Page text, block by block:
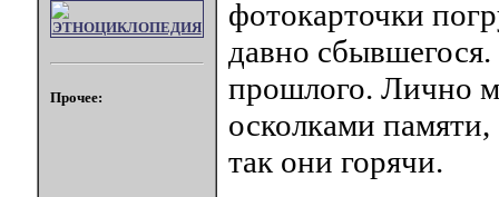
Прочее:
фотокарточки
давно
прошлого. Лично
осколками
так они горячи.